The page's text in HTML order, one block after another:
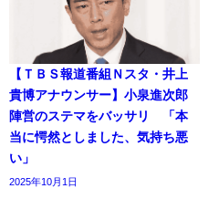
【ＴＢＳ報道番組Ｎスタ・井上
貴博アナウンサー】小泉進次郎
陣営のステマをバッサリ 「本
当に愕然としました、気持ち悪
い」
2025年10月1日